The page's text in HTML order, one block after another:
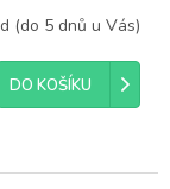
R
M
(do 5 dnů u Vás)
DO KOŠÍKU